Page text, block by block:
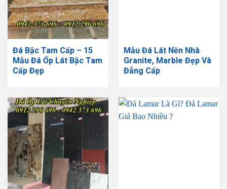
Đá Bậc Tam Cấp – 15
Mẫu Đá Ốp Lát Bậc Tam
Cấp Đẹp
Mẫu Đá Lát Nền Nhà
Granite, Marble Đẹp Và
Đẳng Cấp